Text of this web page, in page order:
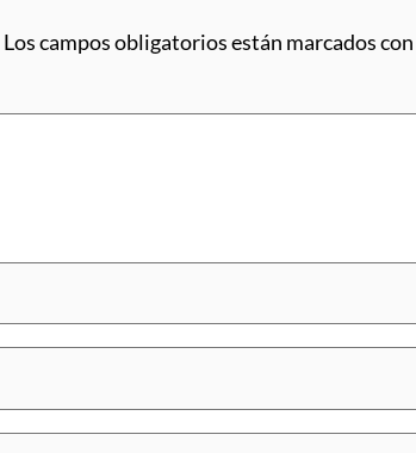
Los campos obligatorios están marcados con